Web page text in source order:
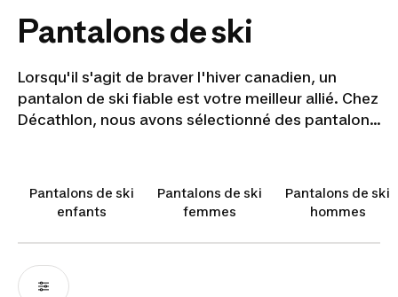
Pantalons de ski
Lorsqu'il s'agit de braver l'hiver canadien, un
pantalon de ski fiable est votre meilleur allié. Chez
Décathlon, nous avons sélectionné des pantalons
frissons dans l'air glacial des montagnes et
profitez de la chaleur et de la protection que vous
et femmes et hommes.
Pantalons de ski
enfants
Pantalons de ski
femmes
Pantalons de ski
hommes